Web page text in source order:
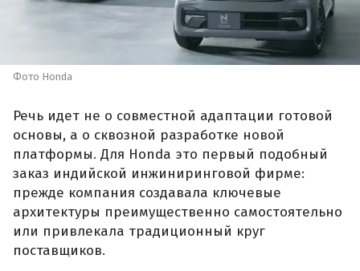
Фото Honda
Речь идет не о совместной адаптации готовой
основы, а о сквозной разработке новой
платформы. Для Honda это первый подобный
заказ индийской инжиниринговой фирме:
прежде компания создавала ключевые
архитектуры преимущественно самостоятельно
или привлекала традиционный круг
поставщиков.